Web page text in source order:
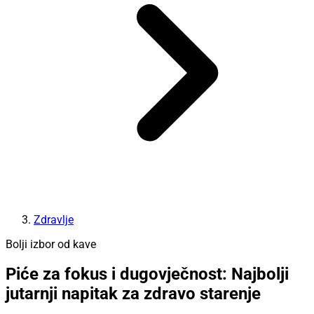
Zdravlje
Bolji izbor od kave
Piće za fokus i dugovječnost: Najbolji
jutarnji napitak za zdravo starenje